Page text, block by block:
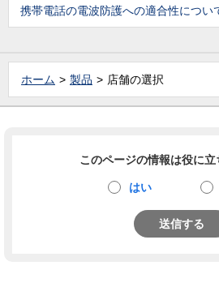
携帯電話の電波防護への適合性につい
ホーム 製品 店舗の選択
このページの情報は役に立
はい
送信する